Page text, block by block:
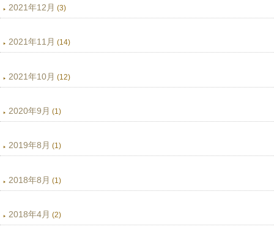
2021年12月 (3)
2021年11月 (14)
2021年10月 (12)
2020年9月 (1)
2019年8月 (1)
2018年8月 (1)
2018年4月 (2)